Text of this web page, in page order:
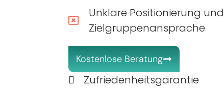
Unklare Positionierung und
Zielgruppenansprache
Kostenlose Beratung
Zufriedenheitsgarantie